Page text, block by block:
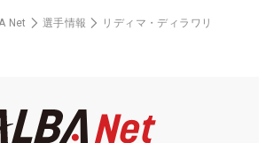
Net 選手情報 リディマ・ディラワリ